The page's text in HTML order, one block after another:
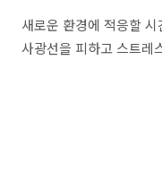
새로운 환경에 적응할
사광선을 피하고 스트레